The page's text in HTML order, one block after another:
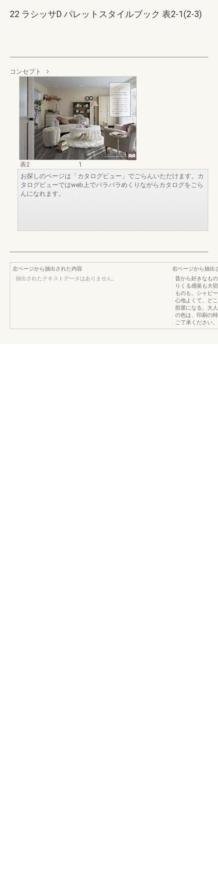
22 ラシッサD パレットスタイルブック 表2-1(2-3)
コンセプト
表2
1
お探しのページは「カタログビュー」でごらんいただけます。カ
タログビューではweb上でパラパラめくりながらカタログをごら
んになれます。
左ページから抽出された内容
抽出されたテキストデータはありません。
右ページから抽出
昔から好きなも
りくる感覚も大
ものも、シャビ
心地よくて、ど
部屋になる。大
の色は、印刷の
ご了承ください